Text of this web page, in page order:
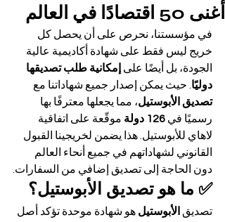
أغنى 50 اقتصادًا في العالم
في مؤسستنا، نحرص على أن يحصل كل
خريج ليس فقط على شهادة أكاديمية عالية
الجودة، بل أيضًا على إمكانية طلب تصديقها
دوليًا . حيث يمكن إصدار جميع شهاداتنا مع
تصديق الأبوستيل، مما يجعلها معترفًا بها
رسميًا في 126 دولة
موقّعة على اتفاقية
لاهاي للأبوستيل. هذا يضمن لخريجينا القبول
القانوني لشهاداتهم في جميع أنحاء العالم
دون الحاجة إلى تصديق إضافي من السفارات.
✅ ما هو تصديق الأبوستيل؟
تصديق الأبوستيل هو شهادة موحدة تؤكد أصل